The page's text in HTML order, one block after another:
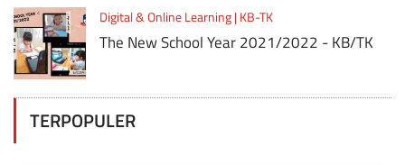
Digital & Online Learning | KB-TK
The New School Year 2021/2022 - KB/TK
TERPOPULER